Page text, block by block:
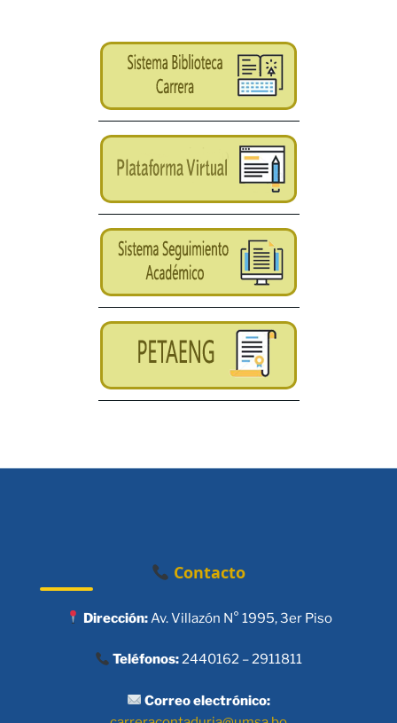
Contacto
Dirección:Av. Villazón N° 1995, 3er Piso
Teléfonos:2440162 – 2911811
Correo electrónico: